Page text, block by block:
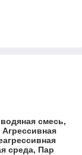
смесь,
среда, Пар